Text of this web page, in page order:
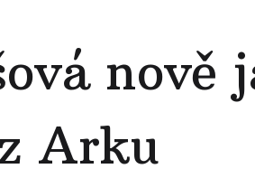
nově
Arku